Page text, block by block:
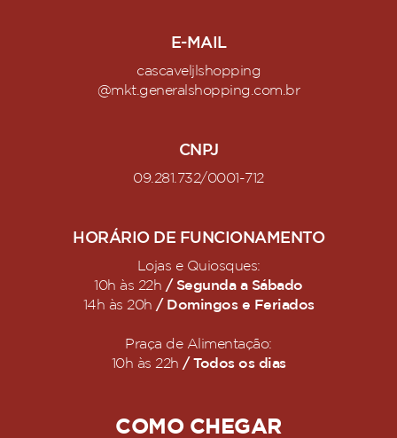
E-MAIL
cascaveljlshopping
@mkt.generalshopping.com.br
CNPJ
09.281.732/0001-712
HORÁRIO DE FUNCIONAMENTO
Lojas e Quiosques:
10h às 22h / Segunda a Sábado
14h às 20h / Domingos e Feriados
Praça de Alimentação:
10h às 22h / Todos os dias
COMO CHEGAR